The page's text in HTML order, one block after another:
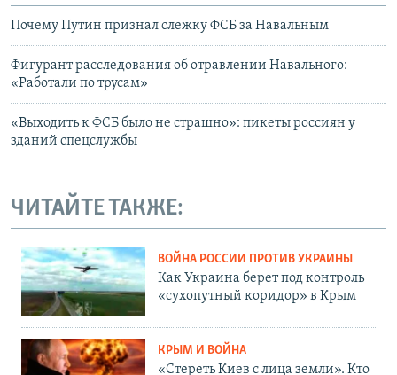
Почему Путин признал слежку ФСБ за Навальным
Фигурант расследования об отравлении Навального:
«Работали по трусам»
«Выходить к ФСБ было не страшно»: пикеты россиян у
зданий спецслужбы
ЧИТАЙТЕ ТАКЖЕ:
ВОЙНА РОССИИ ПРОТИВ УКРАИНЫ
Как Украина берет под контроль
«сухопутный коридор» в Крым
КРЫМ И ВОЙНА
«Стереть Киев с лица земли». Кто